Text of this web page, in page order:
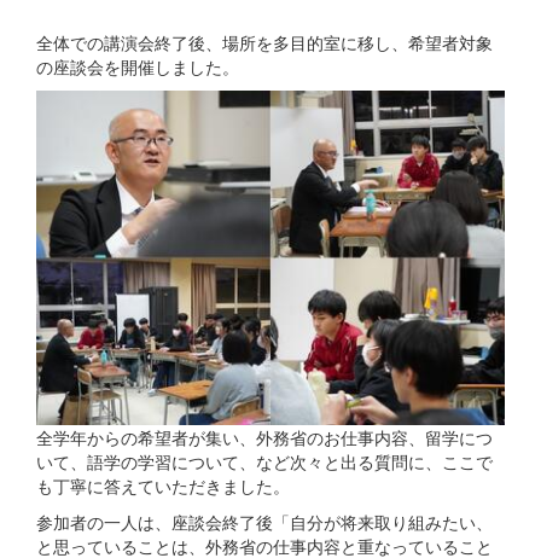
全体での講演会終了後、場所を多目的室に移し、希望者対象
の座談会を開催しました。
全学年からの希望者が集い、外務省のお仕事内容、留学につ
いて、語学の学習について、など次々と出る質問に、ここで
も丁寧に答えていただきました。
参加者の一人は、座談会終了後「自分が将来取り組みたい、
と思っていることは、外務省の仕事内容と重なっていること